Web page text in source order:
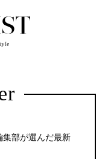
集部が選んだ最新